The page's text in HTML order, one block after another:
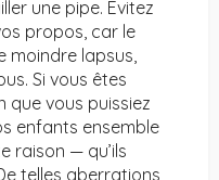
une pipe. Évitez
propos, car le
moindre lapsus,
Si vous êtes
que vous puissiez
enfants ensemble
raison — qu’ils
telles aberrations